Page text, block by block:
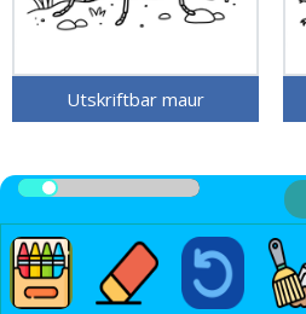
Utskriftbar maur